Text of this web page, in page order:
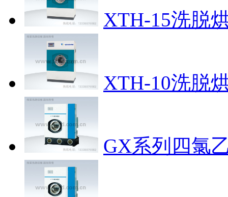
XTH-15洗脱
XTH-10洗脱
GX系列四氯